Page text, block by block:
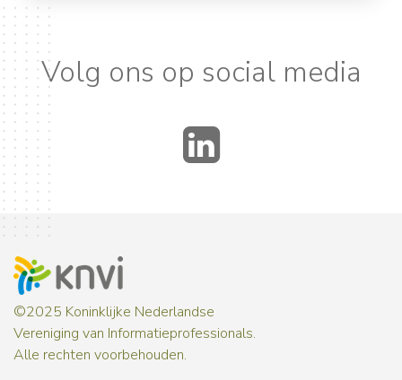
Volg ons op social media
©2025 Koninklijke Nederlandse
Vereniging van Informatieprofessionals.
Alle rechten voorbehouden.